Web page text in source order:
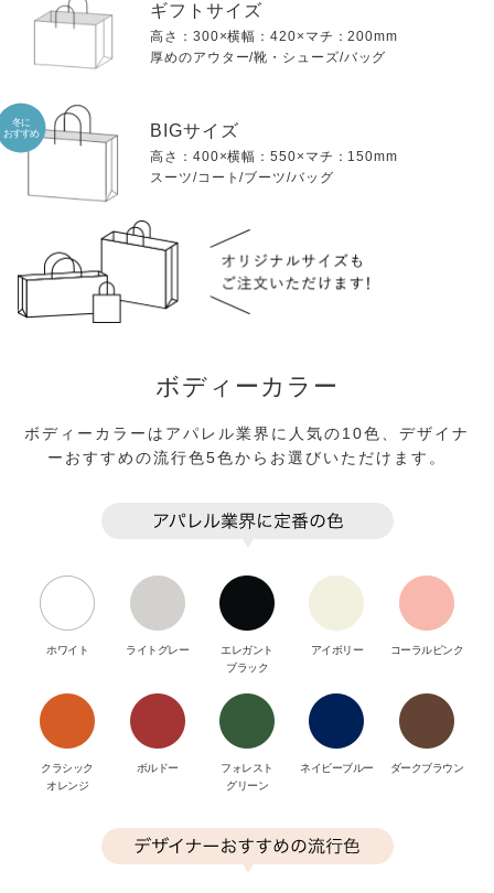
ギフトサイズ
高さ：300×横幅：420×マチ：200mm
厚めのアウター/靴・シューズ/バッグ
冬に
おすすめ
BIGサイズ
高さ：400×横幅：550×マチ：150mm
スーツ/コート/ブーツ/バッグ
ボディーカラー
ボディーカラーはアパレル業界に人気の10色、デザイナ
ーおすすめの流行色5色からお選びいただけます。
ホワイト ライトグレー
エレガント
ブラック
アイボリー コーラルピンク
クラシック
オレンジ
ボルドー
フォレスト
グリーン
ネイビーブルー ダークブラウン